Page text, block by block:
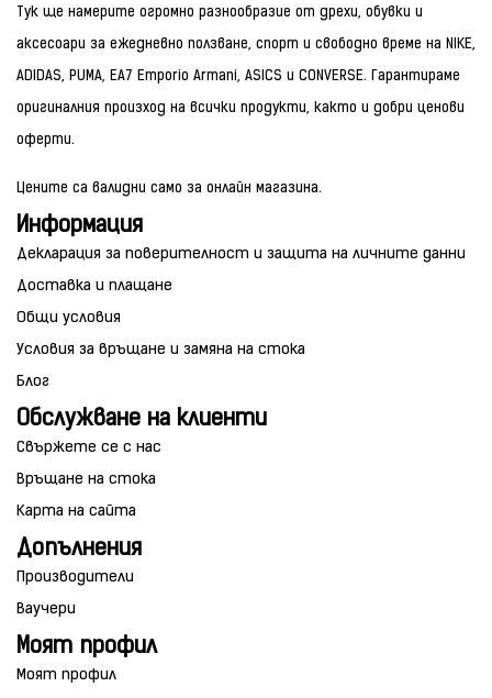
Тук ще намерите огромно разнообразие от дрехи, обувки и
аксесоари за ежедневно ползване, спорт и свободно време на NIKE,
ADIDAS, PUMA, EA7 Emporio Armani, ASICS и CONVERSE. Гарантираме
оригиналния произход на всички продукти, както и добри ценови
оферти.
Цените са валидни само за онлайн магазина.
Информация
Декларация за поверителност и защита на личните данни
Доставка и плащане
Общи условия
Условия за връщане и замяна на стока
Блог
Обслужване на клиенти
Свържете се с нас
Връщане на стока
Карта на сайта
Допълнения
Производители
Ваучери
Моят профил
Моят профил